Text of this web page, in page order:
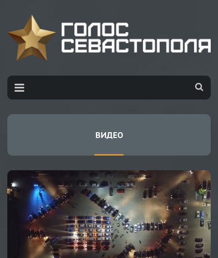
ВИДЕО